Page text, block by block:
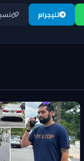
تليجرام